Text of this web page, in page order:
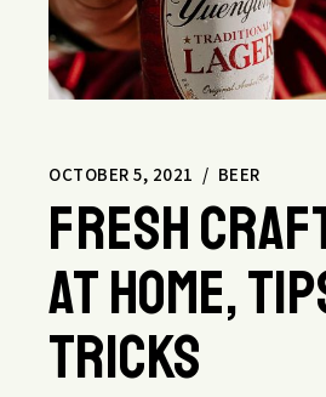
OCTOBER 5, 2021 BEER
Fresh
at home,
tricks